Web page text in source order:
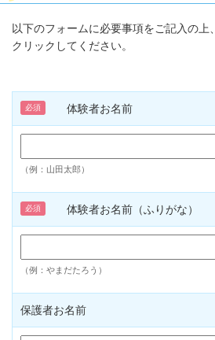
以下のフォームに必要事項をご記入の上
クリックしてください。
体験者お名前
必須
（例：山田太郎）
体験者お名前（ふりがな）
必須
（例：やまだたろう）
保護者お名前